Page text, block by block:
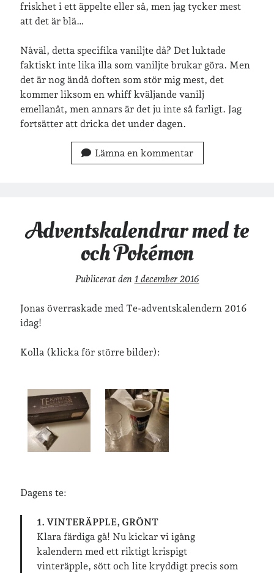
Inlägg om geocaching
e-böcker festligheter foto
frågor & svar
Göteborg
hemmet hemsidan ikea
jobb
musik månadsbild
shopping skolan
Skriva släkt stockholm
utflykter
vänner webben
årssammanfattningar
friskhet i ett äppelte eller så, men jag tycker mest
att det är blä…
Nåväl, detta specifika vaniljte då? Det luktade
faktiskt inte lika illa som vaniljte brukar göra. Men
det är nog ändå doften som stör mig mest, det
kommer liksom en whiff kväljande vanilj
emellanåt, men annars är det ju inte så farligt. Jag
fortsätter att dricka det under dagen.
Lämna en kommentar
Adventskalendrar med te
och Pokémon
Publicerat den 1 december 2016
Jonas överraskade med Te-adventskalendern 2016
idag!
Kolla (klicka för större bilder):
Dagens te:
1. VINTERÄPPLE, GRÖNT
Klara färdiga gå! Nu kickar vi igång
kalendern med ett riktigt krispigt
vinteräpple, sött och lite kryddigt precis som